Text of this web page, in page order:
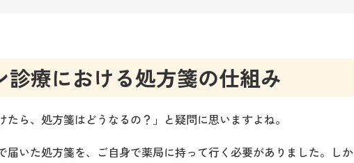
診療における処方箋の仕組み
たら、処方箋はどうなるの？」と疑問に思いますよね。
届いた処方箋を、ご自身で薬局に持って行く必要がありました。しか